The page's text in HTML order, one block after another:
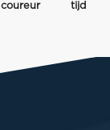
coureur
tijd